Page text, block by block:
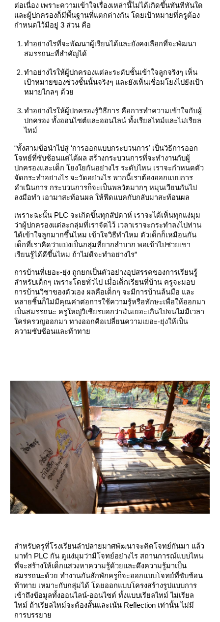
ต่อเนื่อง เพราะความเข้าใจเรื่องเหล่านี้ไม่ได้เกิดขึ้นทันทีทันใด
และผู้ปกครองก็มีพื้นฐานที่แตกต่างกัน โดยเป้าหมายที่ครูต้อง
กำหนดไว้มีอยู่ 3 ส่วน คือ
ทำอย่างไรที่จะพัฒนาผู้เรียนได้และยังคงเลือกที่จะพัฒนา
สมรรถนะที่สำคัญได้
ทำอย่างไรให้ผู้ปกครองแต่ละระดับชั้นเข้าใจลูกจริงๆ เห็น
เป้าหมายของช่วงชั้นนั้นจริงๆ และยังเห็นเชื่อมโยงไปยังเป้า
หมายไกลๆ ด้วย
ทำอย่างไรให้ผู้ปกครองรู้วิธีการ คือการทำความเข้าใจกับผู้
ปกครอง ทั้งออนไซต์และออนไลน์ ทั้งเรียลไทม์และไม่เรียล
ไทม์
“ทั้งสามข้อนำไปสู่ ‘การออกแบบกระบวนการ’ เป็นวิธีการออก
โจทย์ที่ซับซ้อนแต่ได้ผล สร้างกระบวนการที่จะทำงานกับผู้
ปกครองและเด็ก โยงใยกันอย่างไร ระดับไหน เราจะกำหนดตัว
จัดกระทำอย่างไร จะวัดอย่างไร พวกนี้เราต้องออกแบบการ
ดำเนินการ กระบวนการก็จะเป็นพลวัตมากๆ หมุนเวียนกันไป
ลงมือทำ เอามาสะท้อนผล ให้ฟีดแบคกับกลับมาสะท้อนผล
เพราะฉะนั้น PLC จะเกิดขึ้นทุกสัปดาห์ เราจะได้เห็นทุกแง่มุม
ว่าผู้ปกครองแต่ละกลุ่มที่เราจัดไว้ เวลาเราจะกระทำลงไปท่าน
ได้เข้าใจลูกมากขึ้นไหม เข้าใจวิธีทำไหม ตัวเด็กก็เหมือนกัน
เด็กที่เราคิดว่าแบ่งเป็นกลุ่มที่ยากลำบาก พอเข้าไปช่วยเขา
เรียนรู้ได้ดีขึ้นไหม ถ้าไม่ดีจะทำอย่างไร”
การบ้านที่เยอะ-ยุ่ง ถูกยกเป็นตัวอย่างอุปสรรคของการเรียนรู้
สำหรับเด็กๆ เพราะโดยทั่วไป เมื่อเด็กเรียนที่บ้าน ครูจะมอบ
การบ้านวิชาของตัวเอง ผลคือเด็กๆ จะมีการบ้านล้นมือ และ
หลายชิ้นก็ไม่มีคุณค่าต่อการใช้ความรู้หรือทักษะเพื่อให้ออกมา
เป็นสมรรถนะ ครูใหญ่วิเชียรบอกว่ามันเยอะเกินไปจนไม่มีเวลา
ใคร่ครวญออกมา ทางออกคือเปลี่ยนความเยอะ-ยุ่งให้เป็น
ความซับซ้อนและท้าทาย
สำหรับครูที่โรงเรียนลำปลายมาศพัฒนาจะคิดโจทย์กันมา แล้ว
มาทำ PLC กัน ดูแง่มุมว่ามีโจทย์อย่างไร สถานการณ์แบบไหน
ที่จะสร้างให้เด็กแสวงหาความรู้ด้วยและดึงความรู้มาเป็น
สมรรถนะด้วย ทำงานกันสักพักครูก็จะออกแบบโจทย์ที่ซับซ้อน
ท้าทาย เหมาะกับกลุ่มได้ โดยออกแบบโครงสร้างรูปแบบการ
เข้าถึงข้อมูลทั้งออนไลน์-ออนไซต์ ทั้งแบบเรียลไทม์ ไม่เรียล
ไทม์ ถ้าเรียลไทม์จะต้องสั้นและเน้น Reflection เท่านั้น ไม่มี
การบรรยาย